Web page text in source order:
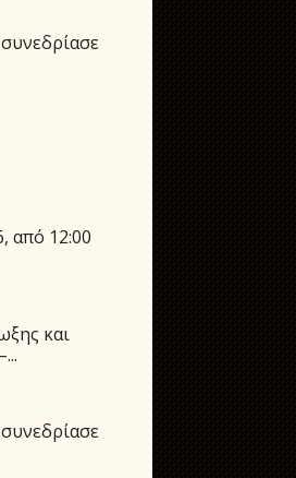
από 12:00
και